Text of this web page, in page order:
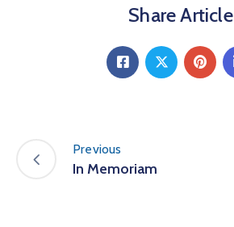
Share Article
Previous
In Memoriam